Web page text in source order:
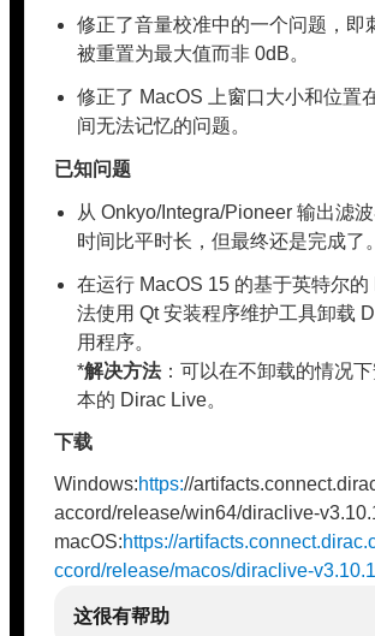
修正了音量校准中的一个问题，即
被重置为最大值而非 0dB。
修正了 MacOS 上窗口大小和位置
间无法记忆的问题。
已知问题
从 Onkyo/Integra/Pioneer 输出滤
时间比平时长，但最终还是完成了。
在运行 MacOS 15 的基于英特尔的
法使用 Qt 安装程序维护工具卸载
用程序。
*解决方法：可以在不卸载的情况
本的 Dirac Live。
下载
Windows:https://
accord/release/win64/diraclive-
macOS:https://
ccord/release/macos/diraclive-
这很有帮助